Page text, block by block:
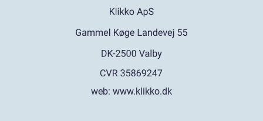
web: www.klikko.dk